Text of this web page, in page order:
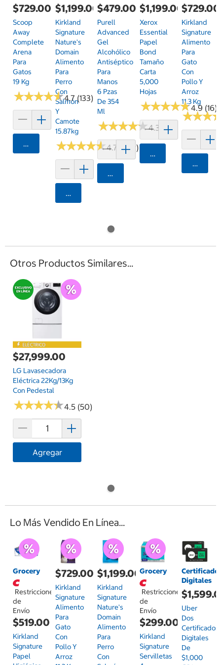
$729.00
Scoop
Away
Complete
Arena
Para
Gatos
19 Kg
★★★★★
★★★★★4.7 (133)
Agregar
$1,199.00
Kirkland
Signature
Nature's
Domain
Alimento
Para
Perro
Con
Salmón
Y
Camote
15.87kg
★★★★★
★★★★★4.7 (1102)
Agregar
$479.00
Purell
Advanced
Gel
Alcohólico
Antiséptico
Para
Manos
6 Pzas
De 354
Ml
★★★★★
★★★★★4.3 (7)
Agregar
$1,199.00
Xerox
Essential
Papel
Bond
Tamaño
Carta
5,000
Hojas
★★★★★
★★★★★4.9 (16)
Agregar
$729.00
Kirkland
Signature
Alimento
Para
Gato
Con
Pollo Y
Arroz
11.3 Kg
★★★
★★★
Otros Productos Similares...
$27,999.00
LG Lavasecadora
Eléctrica 22Kg/13Kg
Con Pedestal
★★★★★
★★★★★4.5 (50)
Agregar
Lo Más Vendido En Línea...
Grocery
Restricciones
de
Envío
$519.00
Kirkland
Signature
Papel
$729.00
Kirkland
Signature
Alimento
Para
Gato
Con
Pollo Y
Arroz
$1,199.00
Kirkland
Signature
Nature's
Domain
Alimento
Para
Perro
Con
Grocery
Restricciones
de
Envío
$299.00
Kirkland
Signature
Servilletas
Digitales
Uber
Dos
Certificados
Digitales
De
$1,000